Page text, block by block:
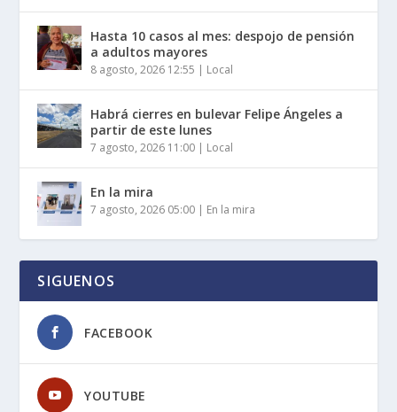
Hasta 10 casos al mes: despojo de pensión
a adultos mayores
8 agosto, 2026 12:55 | Local
Habrá cierres en bulevar Felipe Ángeles a
partir de este lunes
7 agosto, 2026 11:00 | Local
En la mira
7 agosto, 2026 05:00 | En la mira
SIGUENOS
FACEBOOK
YOUTUBE